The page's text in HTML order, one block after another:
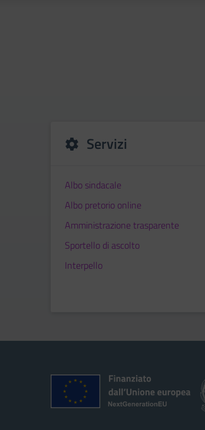
Servizi
Albo sindacale
Albo pretorio online
Amministrazione trasparente
Sportello di ascolto
Interpello